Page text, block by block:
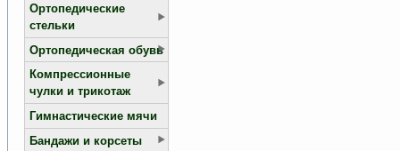
Ортопедические
стельки
Ортопедическая обувь
Компрессионные
чулки и трикотаж
Гимнастические мячи
Бандажи и корсеты